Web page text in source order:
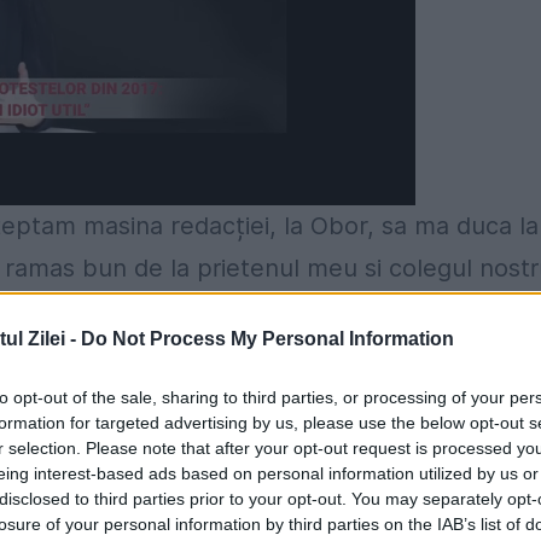
Zilei - Do Not Process My Personal Information
opt-out of the sale, sharing to third parties, or processing of your
for targeted advertising by us, please use the below opt-out
selection. Please note that after your opt-out request is processed
interest-based ads based on personal information utilized by us
to third parties prior to your opt-out. You may separately
of your personal information by third parties on the IAB’s list of
masina redacției, la Obor, sa ma duca la
bun de la prietenul meu si colegul
ud leoarca de ploaia ce mocanea peste noi,
dau cu 50 de bani, nu-l vreți?”. Mi s-a
uita la mine Horia. I-am zis sa ia câți covrigi
Lui Horia îi placeau covrigii, dar nu-si
Spiridon, câte o bucațica. Horia se
Enei, la Kilometul Zero al Capitalei.